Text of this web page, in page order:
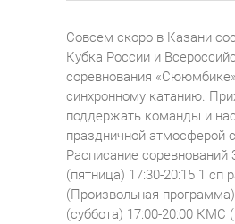
Совсем скоро в Казани
Кубка России и
соревнования
синхронному катанию.
поддержать команды и
праздничной атмосферой
Расписание соревнований
(пятница) 17:30-20:15 1 сп
(Произвольная
(суббота) 17:00-20:00 КМС